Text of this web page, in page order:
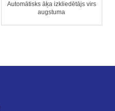
Automātisks āķa izkliedētājs virs
augstuma